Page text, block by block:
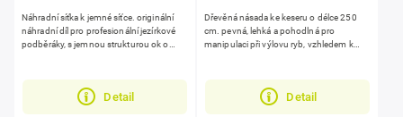
Detail
Náhradní síťka k jemné síťce. originální
náhradní díl pro profesionální jezírkové
podběráky, s jemnou strukturou ok o
Detail
Dřevěná násada ke keseru o délce 250
cm. pevná, lehká a pohodlná pro
manipulaci při výlovu ryb, vzhledem k